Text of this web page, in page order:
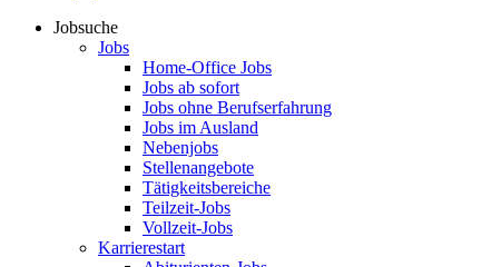
Jobsuche
Jobs
Home-Office Jobs
Jobs ab sofort
Jobs ohne Berufserfahrung
Jobs im Ausland
Nebenjobs
Stellenangebote
Tätigkeitsbereiche
Teilzeit-Jobs
Vollzeit-Jobs
Karrierestart